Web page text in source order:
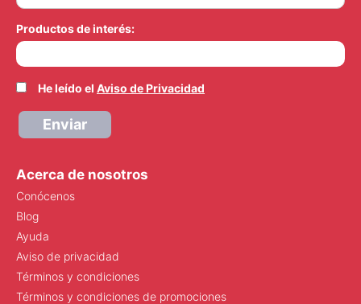
Productos de interés:
He leído el Aviso de Privacidad
Enviar
Acerca de nosotros
Conócenos
Blog
Ayuda
Aviso de privacidad
Términos y condiciones
Términos y condiciones de promociones